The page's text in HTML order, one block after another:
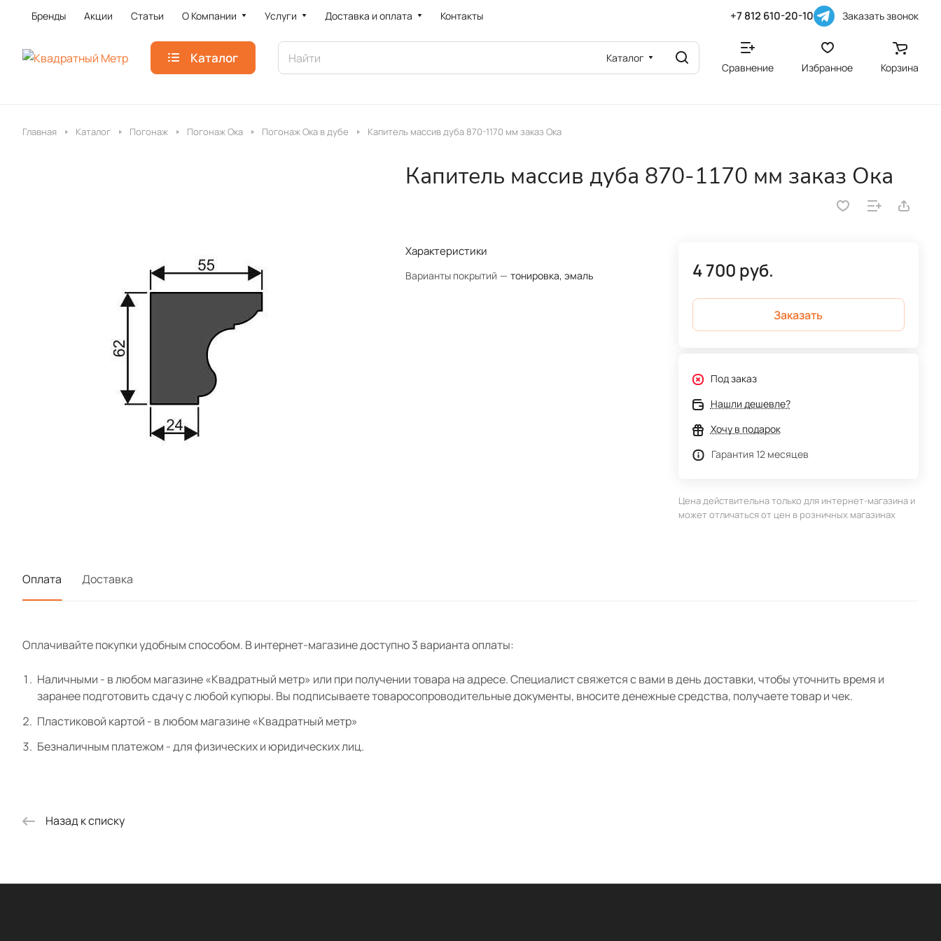
Бренды Акции Статьи О Компании Услуги Доставка и оплата Контакты +7 812 610-20-10 Заказать звонок
Каталог Каталог
Сравнение Избранное Корзина
Главная Каталог Погонаж Погонаж Ока Погонаж Ока в дубе Капитель массив дуба 870-1170 мм заказ Ока
Капитель массив дуба 870-1170 мм заказ Ока
Характеристики
Варианты покрытий — тонировка, эмаль 4 700 руб.
Заказать
Под заказ
Нашли дешевле?
Хочу в подарок
Гарантия 12 месяцев
Цена действительна только для интернет-магазина и
может отличаться от цен в розничных магазинах
Оплата Доставка
Оплачивайте покупки удобным способом. В интернет-магазине доступно 3 варианта оплаты:
Наличными - в любом магазине «Квадратный метр» или при получении товара на адресе. Специалист свяжется с вами в день доставки, чтобы уточнить время и
заранее подготовить сдачу с любой купюры. Вы подписываете товаросопроводительные документы, вносите денежные средства, получаете товар и чек.
Пластиковой картой - в любом магазине «Квадратный метр»
Безналичным платежом - для физических и юридических лиц.
Назад к списку